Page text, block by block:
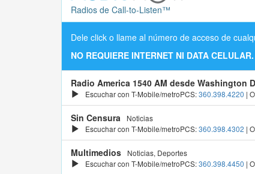
Radios de Call-to-Listen™
Dele click o llame al número de acceso de
NO REQUIERE INTERNET NI DATA CELULAR.
Radio America 1540 AM desde Washington
Escuchar con T-Mobile/metroPCS:360.398.4220 |
Sin Censura
Noticias
Escuchar con T-Mobile/metroPCS:360.398.4302 |
Multimedios
Noticias, Deportes
Escuchar con T-Mobile/metroPCS:360.398.4450 |